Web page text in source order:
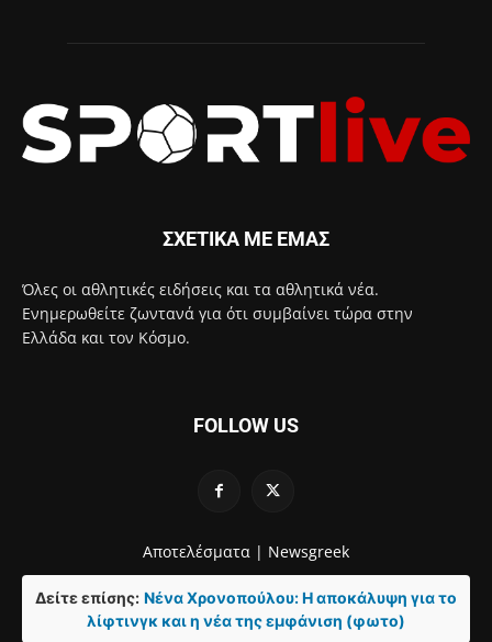
ΣΧΕΤΙΚΑ ΜΕ ΕΜΑΣ
Όλες οι αθλητικές ειδήσεις και τα αθλητικά νέα.
Ενημερωθείτε ζωντανά για ότι συμβαίνει τώρα στην
Ελλάδα και τον Κόσμο.
FOLLOW US
Αποτελέσματα | Newsgreek
Δείτε επίσης: Νένα Χρονοπούλου: Η αποκάλυψη για το
λίφτινγκ και η νέα της εμφάνιση (φωτο)